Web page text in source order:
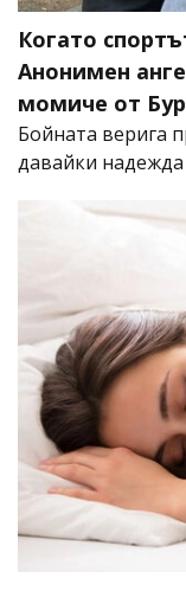
Когато
Анонимен
момиче от
Бойната верига
давайки